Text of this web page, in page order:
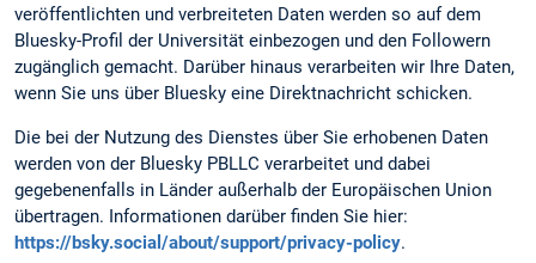
veröffentlichten und verbreiteten Daten werden so auf dem
Bluesky-Profil der Universität einbezogen und den Followern
zugänglich gemacht. Darüber hinaus verarbeiten wir Ihre Daten,
wenn Sie uns über Bluesky eine Direktnachricht schicken.
Die bei der Nutzung des Dienstes über Sie erhobenen Daten
werden von der Bluesky PBLLC verarbeitet und dabei
gegebenenfalls in Länder außerhalb der Europäischen Union
übertragen. Informationen darüber finden Sie hier:
https://bsky.social/about/support/privacy-policy.